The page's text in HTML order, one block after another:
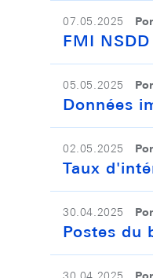
07.05.2025
FMI
05.05.2025
Données
02.05.2025
Taux
30.04.2025
Postes du
30.04.2025